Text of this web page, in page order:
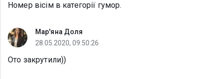
Номер вісім в категорії гумор.
Мар'яна Доля
28.05.2020, 09:50:26
Ото закрутили))